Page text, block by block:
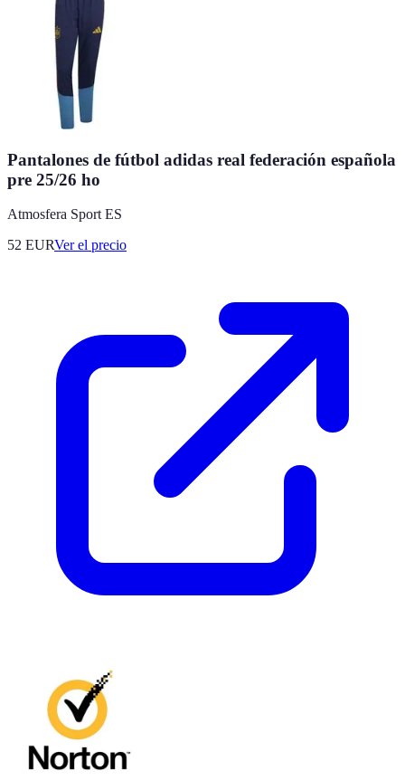
Pantalones de fútbol adidas real federación española
pre 25/26 ho
Atmosfera Sport ES
52 EURVer el precio